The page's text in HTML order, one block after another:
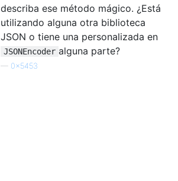
describa ese método mágico. ¿Está
utilizando alguna otra biblioteca
JSON o tiene una personalizada en
JSONEncoder alguna parte?
— 0x5453